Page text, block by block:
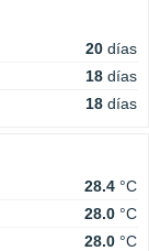
20 días
18 días
18 días
28.4 °C
28.0 °C
28.0 °C